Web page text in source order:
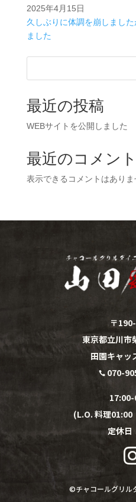
2025年4月15日
久しぶりに体調を崩しまし
ました
最近の投稿
WEBサイトを公開しました
最近のコメント
表示できるコメントはありま
〒
東京都立川市
田園キャッ
 070-
(L.O. 料理01:00
定休日
©︎チャコールグリ